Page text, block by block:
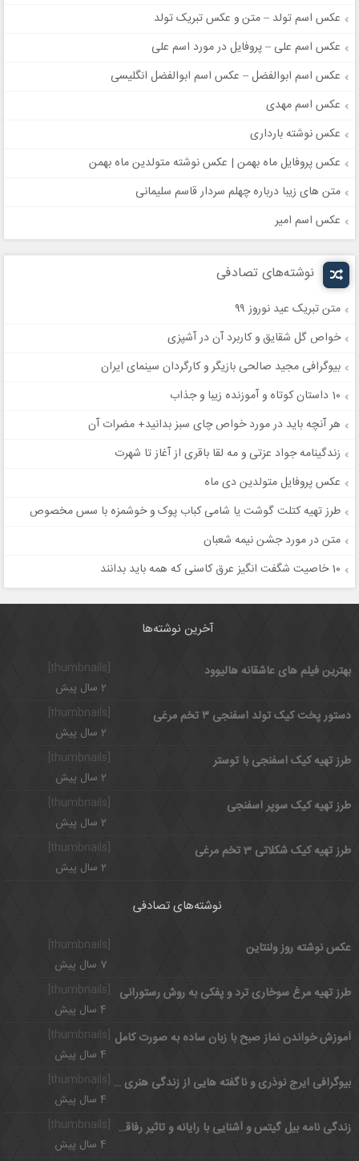
عکس اسم تولد – متن و عکس تبریک تولد
عکس اسم علی – پروفایل در مورد اسم علی
عکس اسم ابوالفضل – عکس اسم ابوالفضل انگلیسی
عکس اسم مهدی
عکس نوشته بارداری
عکس پروفایل ماه بهمن | عکس نوشته متولدین ماه بهمن
متن های زیبا درباره چهلم سردار قاسم سلیمانی
عکس اسم امیر
نوشته‌های تصادفی
متن تبریک عید نوروز ۹۹
خواص گل شقایق و کاربرد آن در آشپزی
بیوگرافی مجید صالحی بازیگر و کارگردان سینمای ایران
10 داستان کوتاه و آموزنده زیبا و جذاب
هر آنچه باید در مورد خواص چای سبز بدانید+ مضرات آن
زندگینامه جواد عزتی و مه لقا باقری از آغاز تا شهرت
عکس پروفایل متولدین دی ماه
طرز تهیه کتلت گوشت یا شامی کباب پوک و خوشمزه با سس مخصوص
متن در مورد جشن نیمه شعبان
10 خاصیت شگفت انگیز عرق کاسنی که همه باید بدانند
آخرین نوشته‌ها
بهترین فیلم های عاشقانه هالیوود
2 سال پیش
[thumbnails]
دستور پخت کیک تولد اسفنجی ۳ تخم مرغی
2 سال پیش
طرز تهیه کیک اسفنجی با توستر
2 سال پیش
[thumbnails]
طرز تهیه کیک سوپر اسفنجی
2 سال پیش
طرز تهیه کیک شکلاتی 3 تخم مرغی
2 سال پیش
نوشته‌های تصادفی
[thumbnails] عکس نوشته روز ولنتاین
7 سال پیش
طرز تهیه مرغ سوخاری ترد و پفکی به روش رستورانی
4 سال پیش
[thumbnails] آموزش خواندن نماز صبح با زبان ساده به صورت کامل
4 سال پیش
بیوگرافی ایرج نوذری و ناگفته هایی از زندگی هنری و شخصی وی
4 سال پیش
زندگی نامه بیل گیتس و آشنایی با رایانه و تاثیر رفاقت با پل آلن
4 سال پیش